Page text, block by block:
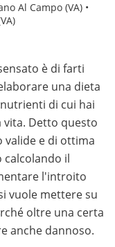
Al Campo (VA) •
è di farti
una dieta
di cui hai
Detto questo
e di ottima
calcolando il
l'introito
vuole mettere su
oltre una certa
anche dannoso.